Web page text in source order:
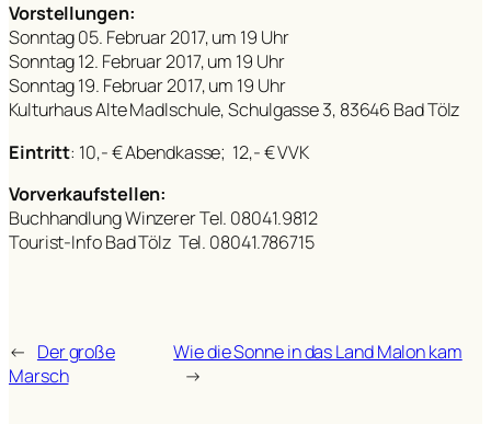
Vorstellungen:
Sonntag 05. Februar 2017, um 19 Uhr
Sonntag 12. Februar 2017, um 19 Uhr
Sonntag 19. Februar 2017, um 19 Uhr
Kulturhaus Alte Madlschule, Schulgasse 3, 83646 Bad Tölz
Eintritt: 10,- € Abendkasse; 12,- € VVK
Vorverkaufstellen:
Buchhandlung Winzerer Tel. 08041.9812
Tourist-Info Bad Tölz Tel. 08041.786715
← Der große
Marsch
Wie die Sonne in das Land Malon kam
→